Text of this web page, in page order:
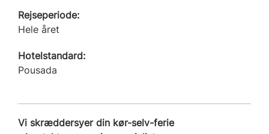
Rejseperiode:
Hele året
Hotelstandard:
Pousada
Vi skræddersyer din kør-selv-ferie